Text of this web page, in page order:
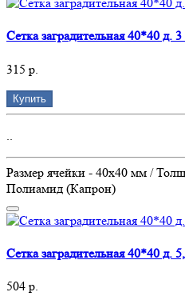
Сетка заградительная 40*40 д.
315 р.
Купить
Размер ячейки - 40х40 мм /
Полиамид (Капрон)
Сетка заградительная 40*40 д.
504 р.